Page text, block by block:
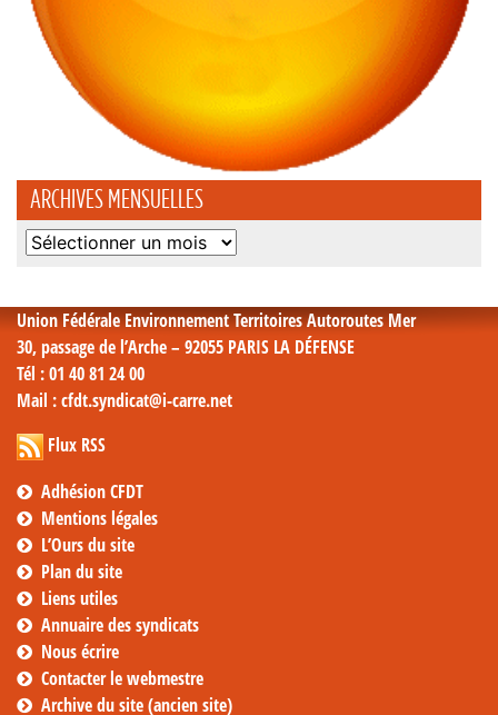
ARCHIVES MENSUELLES
Archives
Union Fédérale Environnement Territoires Autoroutes Mer
30, passage de l’Arche – 92055 PARIS LA DÉFENSE
Tél : 01 40 81 24 00
Mail : cfdt.syndicat@i-carre.net
Flux RSS
Adhésion CFDT
Mentions légales
L’Ours du site
Plan du site
Liens utiles
Annuaire des syndicats
Nous écrire
Contacter le webmestre
Archive du site (ancien site)